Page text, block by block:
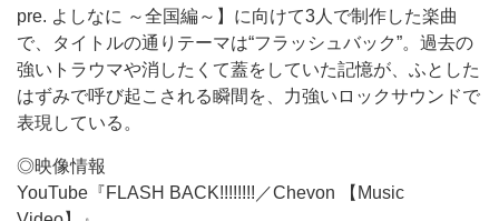
pre. よしなに ～全国編～】に向けて3人で制作した楽曲
で、タイトルの通りテーマは“フラッシュバック”。過去の
強いトラウマや消したくて蓋をしていた記憶が、ふとした
はずみで呼び起こされる瞬間を、力強いロックサウンドで
表現している。
◎映像情報
YouTube『FLASH BACK!!!!!!!!／Chevon 【Music